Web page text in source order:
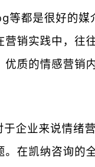
都是很好的
销实践中，往
质的情感营销
企业来说情绪
。在凯纳咨询的